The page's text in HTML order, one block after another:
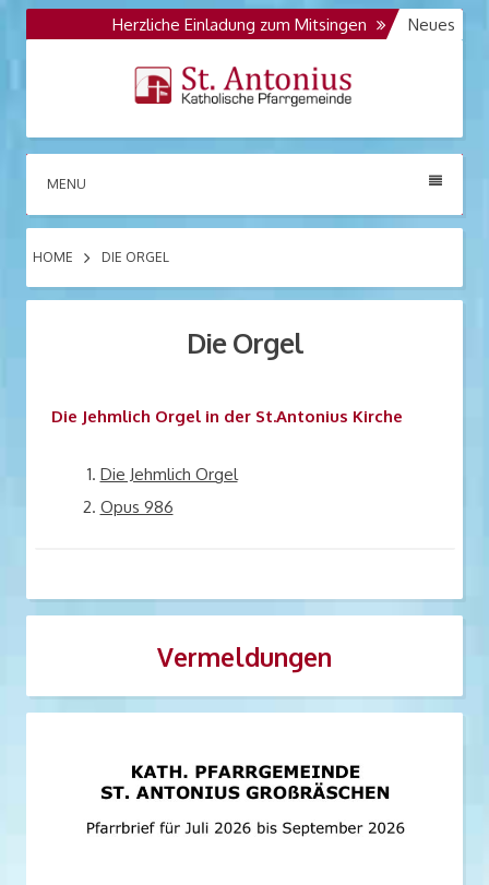
Neues
Herzliche Einladung zum Mitsingen
Die
St. Antonius
Großräschen
Katholische Pfarrgemeinde
MENU
HOME DIE ORGEL
Die Orgel
Die Jehmlich Orgel in der St.Antonius Kirche
Die Jehmlich Orgel
Opus 986
Vermeldungen